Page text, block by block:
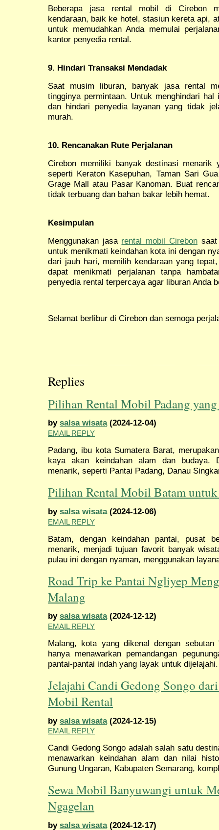
Beberapa jasa rental mobil di Cirebon
kendaraan, baik ke hotel, stasiun kereta api,
untuk memudahkan Anda memulai
kantor penyedia rental.
9. Hindari Transaksi Mendadak
Saat musim liburan, banyak jasa rental
tingginya permintaan. Untuk menghindari
dan hindari penyedia layanan yang tidak
murah.
10. Rencanakan Rute Perjalanan
Cirebon memiliki banyak destinasi menarik
seperti Keraton Kasepuhan, Taman Sari
Grage Mall atau Pasar Kanoman. Buat
tidak terbuang dan bahan bakar lebih hemat.
Kesimpulan
Menggunakan jasa rental mobil Cirebonsaat
untuk menikmati keindahan kota ini dengan
dari jauh hari, memilih kendaraan yang
dapat menikmati perjalanan tanpa
penyedia rental terpercaya agar liburan Anda
Selamat berlibur di Cirebon dan semoga
Replies
Pilihan Rental Mobil Padang
by salsa wisata(2024-12-04)
EMAIL REPLY
Padang, ibu kota Sumatera Barat,
kaya akan keindahan alam dan budaya.
menarik, seperti Pantai Padang, Danau
Pilihan Rental Mobil Batam
by salsa wisata(2024-12-06)
EMAIL REPLY
Batam, dengan keindahan pantai, pusat
menarik, menjadi tujuan favorit banyak
pulau ini dengan nyaman, menggunakan
Road Trip ke Pantai Ngliyep
Malang
by salsa wisata(2024-12-12)
EMAIL REPLY
Malang, kota yang dikenal dengan
hanya menawarkan pemandangan
pantai-pantai indah yang layak untuk
Jelajahi Candi Gedong Songo
Mobil Rental
by salsa wisata(2024-12-15)
EMAIL REPLY
Candi Gedong Songo adalah salah satu
menawarkan keindahan alam dan nilai
Gunung Ungaran, Kabupaten Semarang,
Sewa Mobil Banyuwangi untuk
Ngagelan
by salsa wisata(2024-12-17)